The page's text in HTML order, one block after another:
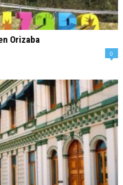
Orizaba
0